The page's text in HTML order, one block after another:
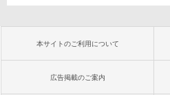
本サイトのご利用について
広告掲載のご案内